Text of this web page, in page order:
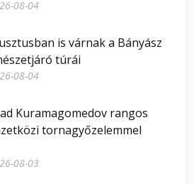
08-04
is várnak a Bányász
túrái
08-04
Kuramagomedov rangos
tornagyőzelemmel
08-03